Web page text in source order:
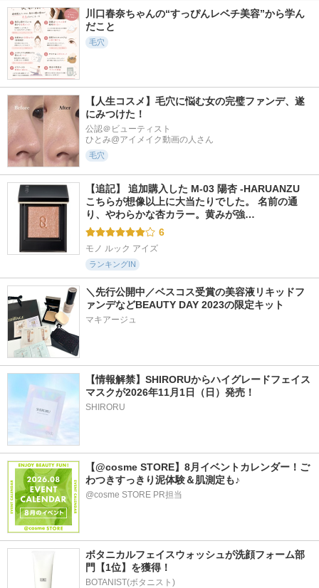
川口春奈ちゃんの“すっぴんレベチ美容”から学ん
だこと
毛穴
【人生コスメ】毛穴に悩む女の完璧ファンデ、遂
にみつけた！
公認＠ビューティスト
ひとみ@アイメイク動画の人さん
毛穴
【追記】 追加購入した M-03 陽杏 -HARUANZU
こちらが想像以上に大当たりでした。 名前の通
り、やわらかな杏カラー。黄みが強…
6
モノ ルック アイズ
ランキングIN
＼先行公開中／ベスコス受賞の美容液リキッドフ
ァンデなどBEAUTY DAY 2023の限定キット
マキアージュ
【情報解禁】SHIRORUからハイグレードフェイス
マスクが2026年11月1日（日）発売！
SHIRORU
【@cosme STORE】8月イベントカレンダー！ご
わつきすっきり泥体験＆肌測定も♪
@cosme STORE PR担当
ボタニカルフェイスウォッシュが洗顔フォーム部
門【1位】を獲得！
BOTANIST(ボタニスト)